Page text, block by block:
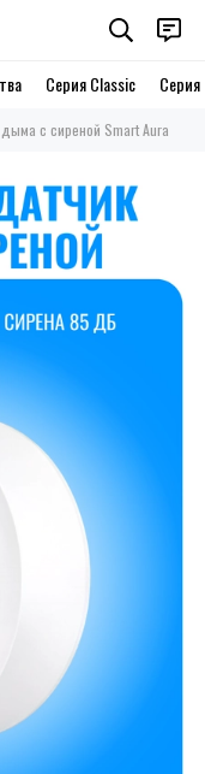
Серия Classic Серия
с сиреной Smart Aura